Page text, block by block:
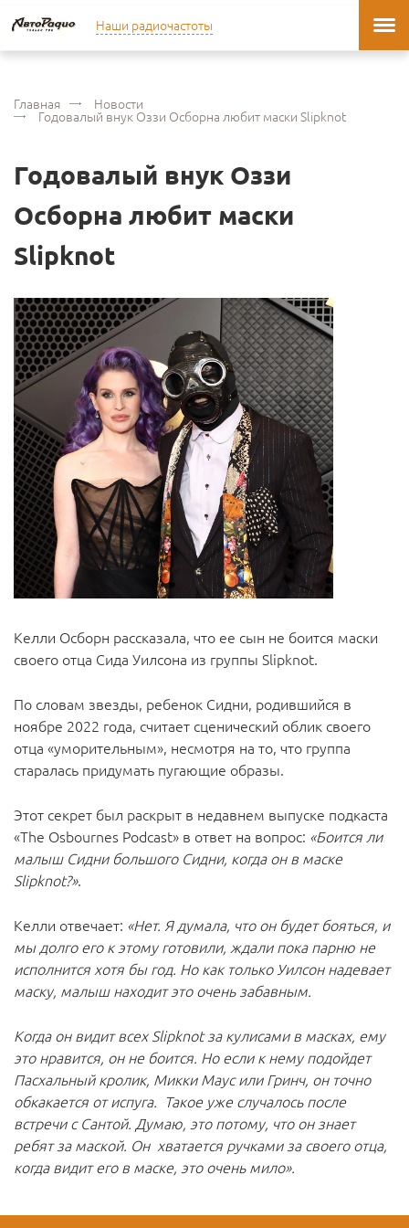
Наши радиочастоты
Главная Новости
Годовалый внук Оззи Осборна любит маски Slipknot
Годовалый внук Оззи
Осборна любит маски
Slipknot
Келли Осборн рассказала, что ее сын не боится маски
своего отца Сида Уилсона из группы Slipknot.
По словам звезды, ребенок Сидни, родившийся в
ноябре 2022 года, считает сценический облик своего
отца «уморительным», несмотря на то, что группа
старалась придумать пугающие образы.
Этот секрет был раскрыт в недавнем выпуске подкаста
«The Osbournes Podcast» в ответ на вопрос: «Боится ли
малыш Сидни большого Сидни, когда он в маске
Slipknot?».
Келли отвечает: «Нет. Я думала, что он будет бояться, и
мы долго его к этому готовили, ждали пока парню не
исполнится хотя бы год. Но как только Уилсон надевает
маску, малыш находит это очень забавным.
Когда он видит всех Slipknot за кулисами в масках, ему
это нравится, он не боится. Но если к нему подойдет
Пасхальный кролик, Микки Маус или Гринч, он точно
обкакается от испуга. Такое уже случалось после
встречи с Сантой. Думаю, это потому, что он знает
ребят за маской. Он хватается ручками за своего отца,
когда видит его в маске, это очень мило».